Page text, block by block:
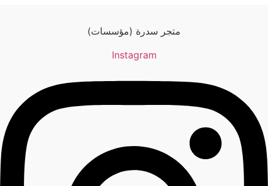
متجر سدرة (مؤسسات)
Instagram